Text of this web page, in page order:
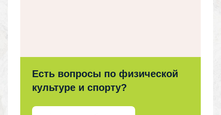
Есть вопросы по физической
культуре и спорту?